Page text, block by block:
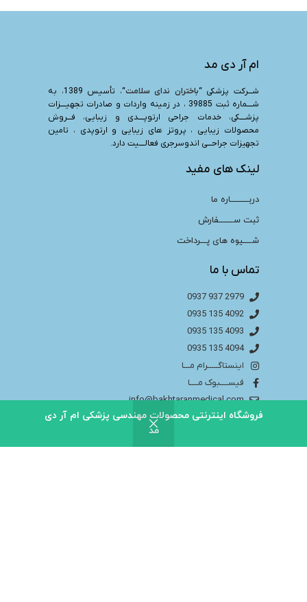
فروشگاه اینترنتی محصولات مهندسی پزشکی ام آر دی
مد
ام آر دی مد
شـــرکت پزشکی “باختران ندای سلامت
“، تأسیس 1389، به
شــــماره ثبت 39885 ، در زمینه واردات و صادرات تجهیــــزات
پزشــــکی، خدمات جراحی ارتوپــــدی و زیبایی، فـــروش
محصولات زیبایی ، پروتز های زیبایی و ارتوپدی ، تامین
تجهیزات جراحـــی اندوسرجری فعالــــیت دارد.
لینک های مفید
دربـــــــــاره ما
ثبت ســـــــفارش
شــــیوه های پـــرداخت
تماس با ما
2979 937 0937
4092 135 0935
4093 135 0935
4094 135 0935
اینستاگـــــرام مـــا
فیســــبوک مــــا
info@bakhtaranmedical.com